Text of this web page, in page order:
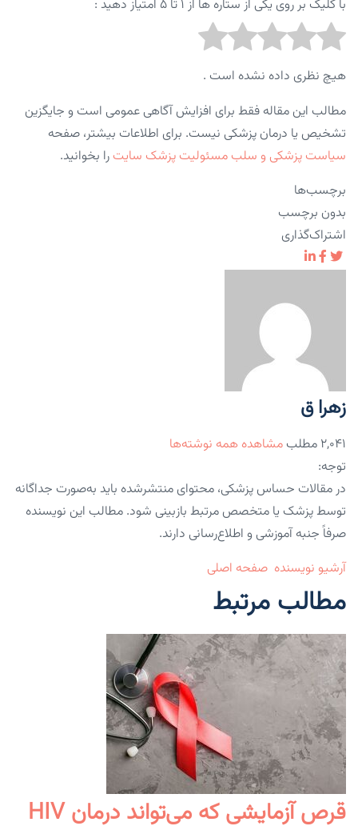
با کلیک بر روی یکی از ستاره ها از ۱ تا ۵ امتیاز دهید :
هیچ نظری داده نشده است .
مطالب این مقاله فقط برای افزایش آگاهی عمومی است و جایگزین
تشخیص یا درمان پزشکی نیست. برای اطلاعات بیشتر، صفحه
سیاست پزشکی و سلب مسئولیت پزشک سایت را بخوانید.
برچسب‌ها
بدون برچسب
اشتراک‌گذاری
زهرا ق
۲,۰۴۱ مطلب
مشاهده همه نوشته‌ها
توجه:
در مقالات حساس پزشکی، محتوای منتشرشده باید به‌صورت جداگانه
توسط پزشک یا متخصص مرتبط بازبینی شود. مطالب این نویسنده
صرفاً جنبه آموزشی و اطلاع‌رسانی دارند.
آرشیو نویسنده صفحه اصلی
مطالب مرتبط
قرص آزمایشی که می‌تواند درمان HIV